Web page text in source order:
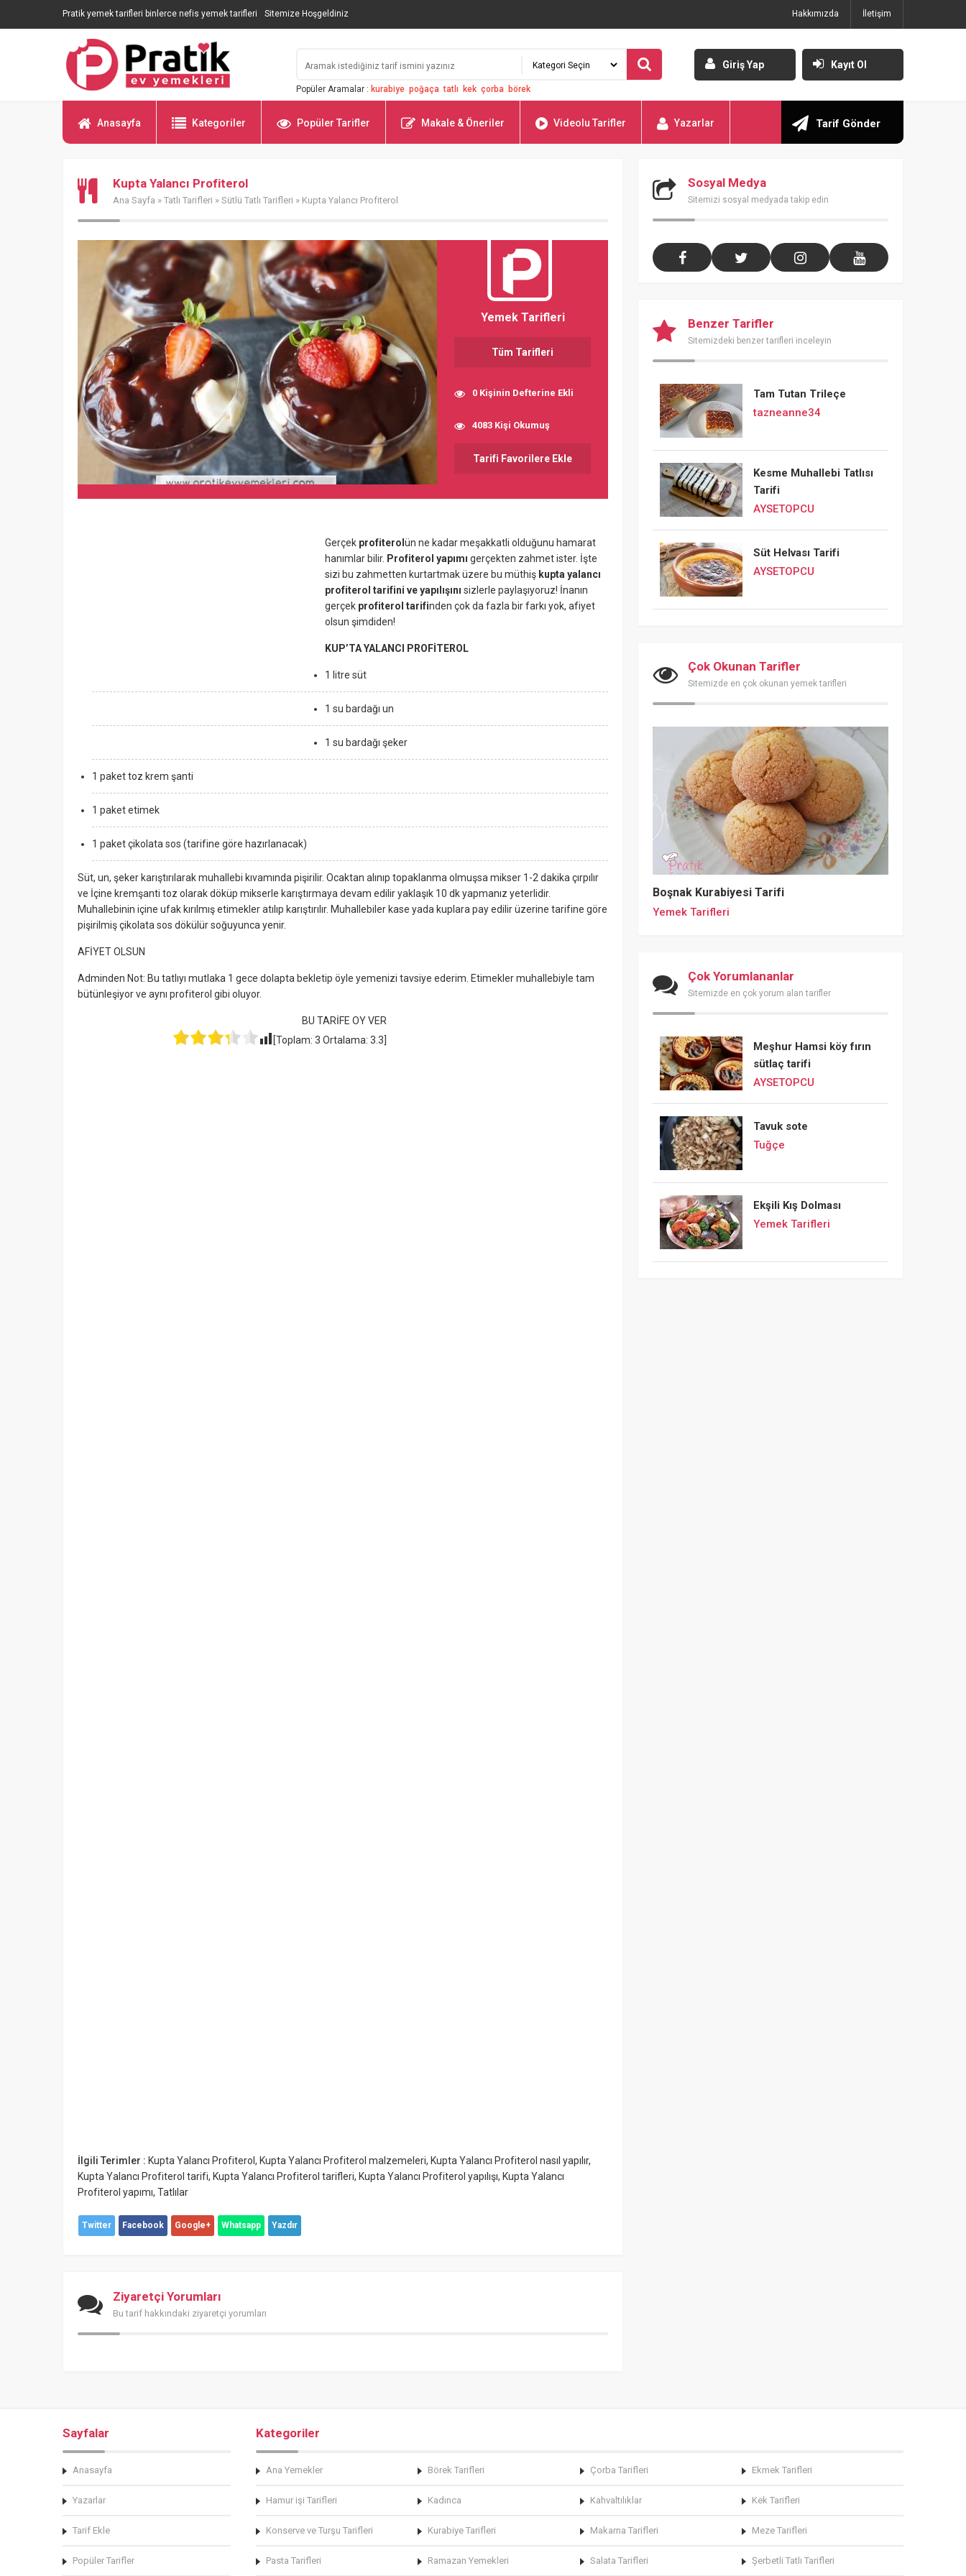
Pratik yemek tarifleri binlerce nefis yemek tarifleri Sitemize Hoşgeldiniz Hakkımızda İletişim
Popüler Aramalar : kurabiye poğaça tatlı kek çorba börek
Giriş Yap Kayıt Ol
Anasayfa Kategoriler Popüler Tarifler Makale & Öneriler Videolu Tarifler Yazarlar Tarif Gönder
Kupta Yalancı Profiterol
Ana Sayfa » Tatlı Tarifleri » Sütlü Tatlı Tarifleri » Kupta Yalancı Profiterol
Yemek Tarifleri
Tüm Tarifleri
0 Kişinin Defterine Ekli
4083 Kişi Okumuş
Tarifi Favorilere Ekle
Gerçek profiterol ün ne kadar meşakkatli olduğunu hamarat
hanımlar bilir. Profiterol yapımı gerçekten zahmet ister. İşte
sizi bu zahmetten kurtartmak üzere bu müthiş kupta yalancı
profiterol tarifini ve yapılışını sizlerle paylaşıyoruz! İnanın
gerçek profiterol tarifinden çok da fazla bir farkı yok, afiyet
olsun şimdiden!
KUP’TA YALANCI PROFİTEROL
1 litre süt
1 su bardağı un
1 su bardağı şeker
1 paket toz krem şanti
1 paket etimek
1 paket çikolata sos (tarifine göre hazırlanacak)
Süt, un, şeker karıştırılarak muhallebi kıvamında pişirilir. Ocaktan alınıp topaklanma olmuşsa mikser 1-2 dakika çırpılır
ve İçine kremşanti toz olarak döküp mikserle karıştırmaya devam edilir yaklaşık 10 dk yapmanız yeterlidir.
Muhallebinin içine ufak kırılmış etimekler atılıp karıştırılır. Muhallebiler kase yada kuplara pay edilir üzerine tarifine göre
pişirilmiş çikolata sos dökülür soğuyunca yenir.
AFİYET OLSUN
Adminden Not: Bu tatlıyı mutlaka 1 gece dolapta bekletip öyle yemenizi tavsiye ederim. Etimekler muhallebiyle tam
bütünleşiyor ve aynı profiterol gibi oluyor.
BU TARİFE OY VER
[Toplam: 3 Ortalama: 3.3
İlgili Terimler : Kupta Yalancı Profiterol , Kupta Yalancı Profiterol malzemeleri, Kupta Yalancı Profiterol nasıl yapılır,
Kupta Yalancı Profiterol tarifi, Kupta Yalancı Profiterol tarifleri, Kupta Yalancı Profiterol yapılışı, Kupta Yalancı
Profiterol yapımı, Tatlılar
Twitter Facebook Google+ Whatsapp Yazdır
Ziyaretçi Yorumları
Bu tarif hakkındaki ziyaretçi yorumları
Sosyal Medya
Sitemizi sosyal medyada takip edin
Benzer Tarifler
Sitemizdeki benzer tarifleri inceleyin
Tam Tutan Trileçe
tazneanne34
Kesme Muhallebi Tatlısı
Tarifi
AYSETOPCU
Süt Helvası Tarifi
AYSETOPCU
Çok Okunan Tarifler
Sitemizde en çok okunan yemek tarifleri
Boşnak Kurabiyesi Tarifi
Yemek Tarifleri
Çok Yorumlananlar
Sitemizde en çok yorum alan tarifler
Meşhur Hamsi köy fırın
sütlaç tarifi
AYSETOPCU
Tavuk sote
Tuğçe
Ekşili Kış Dolması
Yemek Tarifleri
Sayfalar
Anasayfa
Yazarlar
Tarif Ekle
Popüler Tarifler
Kategoriler
Ana Yemekler Börek Tarifleri Çorba Tarifleri Ekmek Tarifleri
Hamur işi Tarifleri Kadınca Kahvaltılıklar Kek Tarifleri
Konserve ve Turşu Tarifleri Kurabiye Tarifleri Makarna Tarifleri Meze Tarifleri
Pasta Tarifleri Ramazan Yemekleri Salata Tarifleri Şerbetli Tatlı Tarifleri